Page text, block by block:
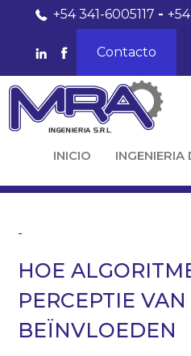
+54 341-6005117 -
Contacto
INICIO INGENIERIA
-
HOE
PERCEPTIE
BEÏNVLOEDEN